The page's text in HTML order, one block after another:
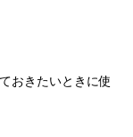
おきたいときに使